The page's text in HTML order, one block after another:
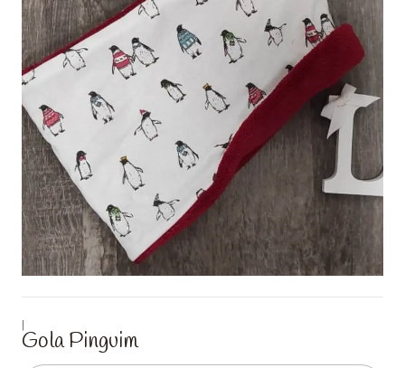
|
Gola Pinguim